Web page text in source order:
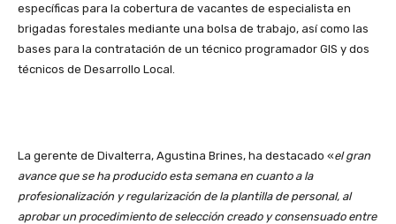
específicas para la cobertura de vacantes de especialista en
brigadas forestales mediante una bolsa de trabajo, así como las
bases para la contratación de un técnico programador GIS y dos
técnicos de Desarrollo Local.
La gerente de Divalterra, Agustina Brines, ha destacado «el gran
avance que se ha producido esta semana en cuanto a la
profesionalización y regularización de la plantilla de personal, al
aprobar un procedimiento de selección creado y consensuado entre